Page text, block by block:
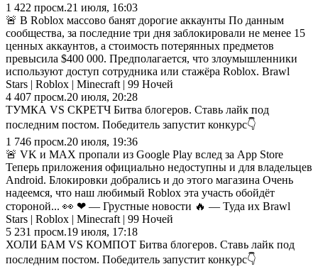
1 422 просм.21 июля, 16:03
🚨 В Roblox массово банят дорогие аккаунты По данным
сообщества, за последние три дня заблокировали не менее 15
ценных аккаунтов, а стоимость потерянных предметов
превысила $400 000. Предполагается, что злоумышленники
используют доступ сотрудника или стажёра Roblox. Brawl
Stars | Roblox | Minecraft | 99 Ночей
4 407 просм.20 июля, 20:28
ТУМКА VS СКРЕТЧ Битва блогеров. Ставь лайк под
последним постом. Победитель запустит конкурс👇
1 746 просм.20 июля, 19:36
🚨 VK и MAX пропали из Google Play вслед за App Store
Теперь приложения официально недоступны и для владельцев
Android. Блокировки добрались и до этого магазина Очень
надеемся, что наш любимый Roblox эта участь обойдёт
стороной... 👀 ❤ — Грустные новости 🔥 — Туда их Brawl
Stars | Roblox | Minecraft | 99 Ночей
5 231 просм.19 июля, 17:18
ХОЛИ БАМ VS КОМПОТ Битва блогеров. Ставь лайк под
последним постом. Победитель запустит конкурс👇